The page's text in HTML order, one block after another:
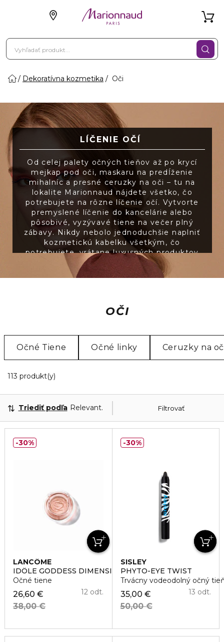
Dekoratívna kozmetika Oči
LÍČENIE OČÍ
Od celej palety očných tieňov až po krycí
mejkap pod oči, maskaru na predĺženie
mihalníc a presné ceruzky na oči – tu na
lokalite Marionnaud nájdete všetko, čo
potrebujete na rôzne líčenie očí. Vytvorte
premyslené líčenie do kancelárie alebo
pôsobivé, vyzývavé tiene na večer plný
zábavy. Nikdy nebolo jednoduchšie naplniť
kozmetickú kabelku všetkým, čo
potrebujete, vrátane luxusných produktov
na líčenie očí vďaka našej ponuke
najžiadanejších značiek.
OČI
Očné Tiene Očné linky Ceruzky na
113 produkt(y)
Filtrovať
Triediť podľa Relevantnosť
LANCÔME
IDÔLE GODDESS DIMENSION
Očné tiene
26,60 €
38,00 €
12 odt.
30%
SISLEY
PHYTO-EYE TWIST
Trvácny vodeodolný očný
35,00 €
50,00 €
13 odt.
30%